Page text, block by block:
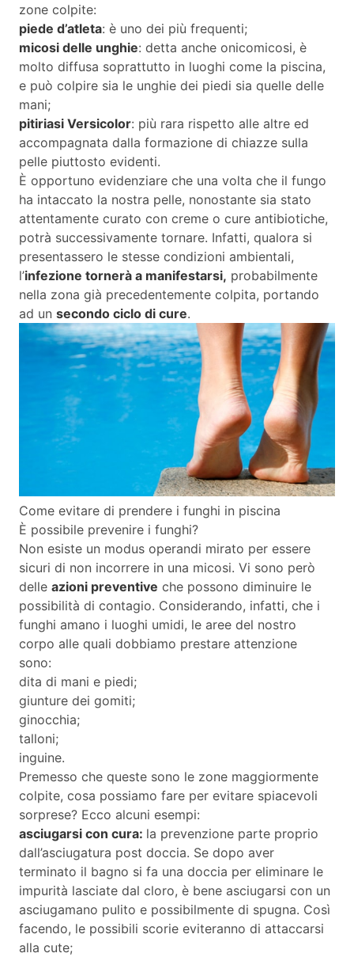
zone colpite:
piede d’atleta: è uno dei più frequenti;
micosi delle unghie: detta anche onicomicosi, è
molto diffusa soprattutto in luoghi come la piscina,
e può colpire sia le unghie dei piedi sia quelle delle
mani;
pitiriasi Versicolor: più rara rispetto alle altre ed
accompagnata dalla formazione di chiazze sulla
pelle piuttosto evidenti.
È opportuno evidenziare che una volta che il fungo
ha intaccato la nostra pelle, nonostante sia stato
attentamente curato con creme o cure antibiotiche,
potrà successivamente tornare. Infatti, qualora si
presentassero le stesse condizioni ambientali,
l’infezione tornerà a manifestarsi, probabilmente
nella zona già precedentemente colpita, portando
ad un secondo ciclo di cure.
Come evitare di prendere i funghi in piscina
È possibile prevenire i funghi?
Non esiste un modus operandi mirato per essere
sicuri di non incorrere in una micosi. Vi sono però
delle azioni preventive che possono diminuire le
possibilità di contagio. Considerando, infatti, che i
funghi amano i luoghi umidi, le aree del nostro
corpo alle quali dobbiamo prestare attenzione
sono:
dita di mani e piedi;
giunture dei gomiti;
ginocchia;
talloni;
inguine.
Premesso che queste sono le zone maggiormente
colpite, cosa possiamo fare per evitare spiacevoli
sorprese? Ecco alcuni esempi:
asciugarsi con cura: la prevenzione parte proprio
dall’asciugatura post doccia. Se dopo aver
terminato il bagno si fa una doccia per eliminare le
impurità lasciate dal cloro, è bene asciugarsi con un
asciugamano pulito e possibilmente di spugna. Così
facendo, le possibili scorie eviteranno di attaccarsi
alla cute;